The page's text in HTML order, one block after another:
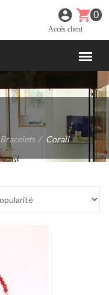
0
Accés client
Bracelets Corail